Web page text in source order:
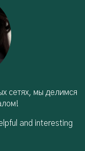
сетях, мы делимся
and interesting